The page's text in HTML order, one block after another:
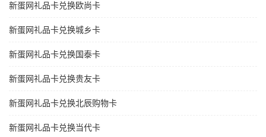
新蛋网礼品卡兑换欧尚卡
新蛋网礼品卡兑换城乡卡
新蛋网礼品卡兑换国泰卡
新蛋网礼品卡兑换贵友卡
新蛋网礼品卡兑换北辰购物卡
新蛋网礼品卡兑换当代卡